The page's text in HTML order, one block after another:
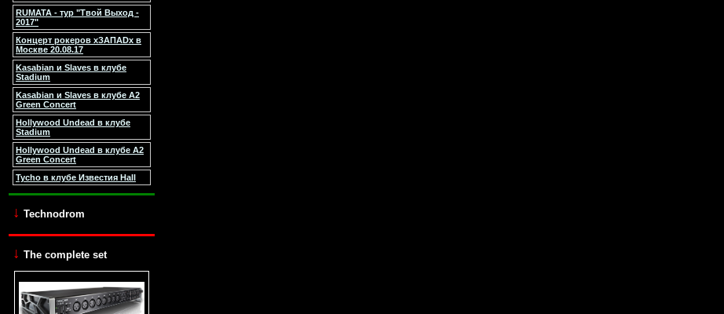
RUMATA - тур "Твой Выход -
2017"
Концерт рокеров xЗАПАDx в
Москве 20.08.17
Kasabian и Slaves в клубе
Stadium
Kasabian и Slaves в клубе A2
Green Concert
Hollywood Undead в клубе
Stadium
Hollywood Undead в клубе A2
Green Concert
Tycho в клубе Известия Hall
↓ Technodrom
↓ The complete set